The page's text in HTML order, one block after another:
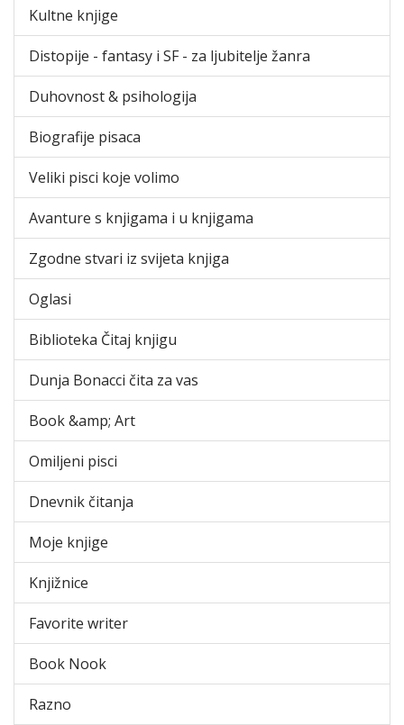
Kultne knjige
Distopije - fantasy i SF - za ljubitelje žanra
Duhovnost & psihologija
Biografije pisaca
Veliki pisci koje volimo
Avanture s knjigama i u knjigama
Zgodne stvari iz svijeta knjiga
Oglasi
Biblioteka Čitaj knjigu
Dunja Bonacci čita za vas
Book &amp; Art
Omiljeni pisci
Dnevnik čitanja
Moje knjige
Knjižnice
Favorite writer
Book Nook
Razno